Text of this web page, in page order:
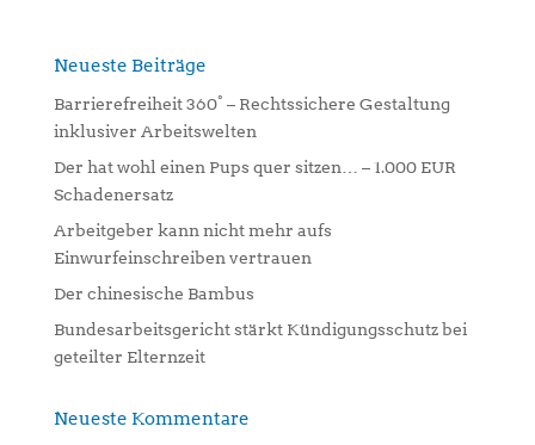
Neueste Beiträge
Barrierefreiheit 360° – Rechtssichere Gestaltung
inklusiver Arbeitswelten
Der hat wohl einen Pups quer sitzen… – 1.000 EUR
Schadenersatz
Arbeitgeber kann nicht mehr aufs
Einwurfeinschreiben vertrauen
Der chinesische Bambus
Bundesarbeitsgericht stärkt Kündigungsschutz bei
geteilter Elternzeit
Neueste Kommentare